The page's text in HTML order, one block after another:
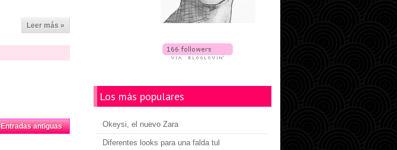
Leer más »
Entradas antiguas
Los más populares
Okeysi, el nuevo Zara
Diferentes looks para una falda tul